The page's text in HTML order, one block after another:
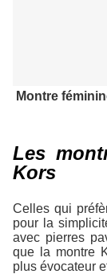
Montre
Les
Kors
Celles qui
pour la
avec pierres
que la montre
plus évocateur